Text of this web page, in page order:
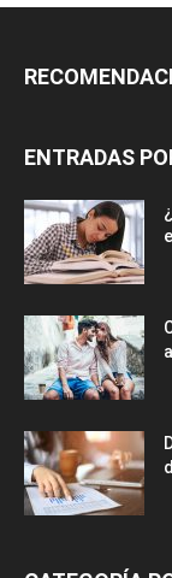
ENTRADAS